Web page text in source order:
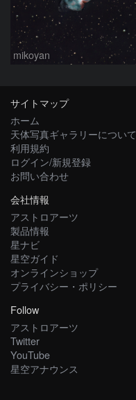
mikoyan
サイトマップ
ホーム
天体写真ギャラリーについて
利用規約
ログイン/新規登録
お問い合わせ
会社情報
アストロアーツ
製品情報
星ナビ
星空ガイド
オンラインショップ
プライバシー・ポリシー
Follow
アストロアーツ
Twitter
YouTube
星空アナウンス